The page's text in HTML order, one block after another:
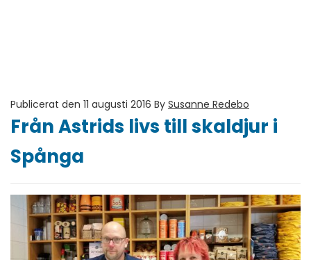
Publicerat den 11 augusti 2016 By Susanne Redebo
Från Astrids livs till skaldjur i
Spånga